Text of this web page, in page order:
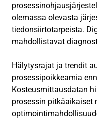
olemassa olevasta
tiedonsiirtotarpeista.
mahdollistavat
Hälytysrajat ja trendit
prosessipoikkeamia
Kosteusmittausdatan
prosessin pitkäaikaiset